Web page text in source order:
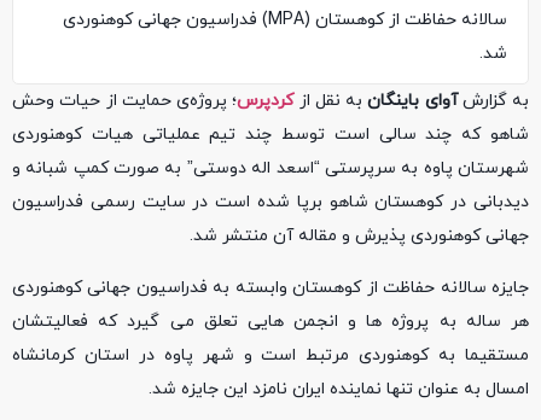
سالانه حفاظت از کوهستان (MPA) فدراسیون جهانی کوهنوردی
شد.
به گزارشآوای باینگانبه نقل ازکردپرس؛ پروژه‌ی حمایت از حیات وحش
شاهو که چند سالی است توسط چند تیم عملیاتی هیات کوهنوردی
شهرستان پاوه به سرپرستی “اسعد اله دوستی” به صورت کمپ شبانه و
دیدبانی در کوهستان شاهو برپا شده است در سایت رسمی فدراسیون
جهانی کوهنوردی پذیرش و مقاله آن منتشر شد.
جایزه سالانه حفاظت از کوهستان وابسته به فدراسیون جهانی کوهنوردی
هر ساله به پروژه ها و انجمن هایی تعلق می گیرد که فعالیتشان
مستقیما به کوهنوردی مرتبط است و شھر پاوه در استان کرمانشاه
امسال به عنوان تنها نماینده ایران نامزد این جایزه شد.